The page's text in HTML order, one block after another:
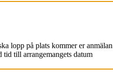
lopp på plats kommer er
till arrangemangets datum